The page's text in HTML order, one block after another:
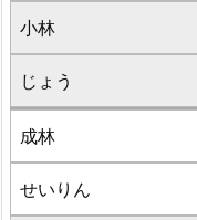
小林
じょう
成林
せいりん